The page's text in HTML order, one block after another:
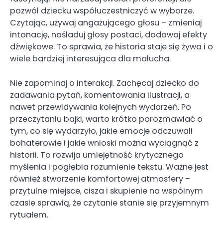
pozwól dziecku współuczestniczyć w wyborze.
Czytając, używaj angażującego głosu – zmieniaj
intonację, naśladuj głosy postaci, dodawaj efekty
dźwiękowe. To sprawia, że historia staje się żywa i o
wiele bardziej interesująca dla malucha.
Nie zapominaj o interakcji. Zachęcaj dziecko do
zadawania pytań, komentowania ilustracji, a
nawet przewidywania kolejnych wydarzeń. Po
przeczytaniu bajki, warto krótko porozmawiać o
tym, co się wydarzyło, jakie emocje odczuwali
bohaterowie i jakie wnioski można wyciągnąć z
historii. To rozwija umiejętność krytycznego
myślenia i pogłębia rozumienie tekstu. Ważne jest
również stworzenie komfortowej atmosfery –
przytulne miejsce, cisza i skupienie na wspólnym
czasie sprawią, że czytanie stanie się przyjemnym
rytuałem.